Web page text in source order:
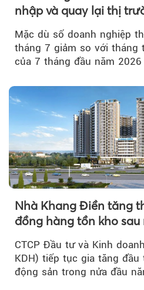
nhập và quay lại thị
Mặc dù số doanh nghiệp
tháng 7 giảm so với tháng
của 7 tháng đầu năm
Nhà Khang Điền tăng
đồng hàng tồn kho
CTCP Đầu tư và Kinh
KDH) tiếp tục gia tăng
động sản trong nửa đầu